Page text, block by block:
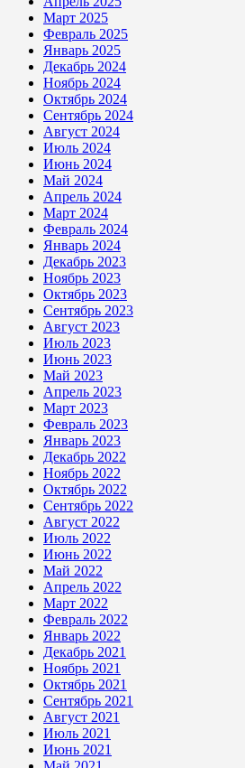
Март 2025
Февраль 2025
Январь 2025
Декабрь 2024
Ноябрь 2024
Октябрь 2024
Сентябрь 2024
Август 2024
Июль 2024
Июнь 2024
Май 2024
Апрель 2024
Март 2024
Февраль 2024
Январь 2024
Декабрь 2023
Ноябрь 2023
Октябрь 2023
Сентябрь 2023
Август 2023
Июль 2023
Июнь 2023
Май 2023
Апрель 2023
Март 2023
Февраль 2023
Январь 2023
Декабрь 2022
Ноябрь 2022
Октябрь 2022
Сентябрь 2022
Август 2022
Июль 2022
Июнь 2022
Май 2022
Апрель 2022
Март 2022
Февраль 2022
Январь 2022
Декабрь 2021
Ноябрь 2021
Октябрь 2021
Сентябрь 2021
Август 2021
Июль 2021
Июнь 2021